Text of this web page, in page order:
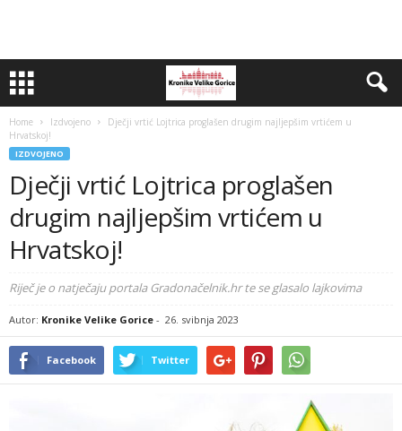
Home Izdvojeno
Dječji vrtić Lojtrica proglašen drugim najljepšim vrtićem u
Hrvatskoj!
IZDVOJENO
Dječji vrtić Lojtrica proglašen
drugim najljepšim vrtićem u
Hrvatskoj!
Riječ je o natječaju portala Gradonačelnik.hr te se glasalo lajkovima
Autor: Kronike Velike Gorice - 26. svibnja 2023
Facebook Twitter